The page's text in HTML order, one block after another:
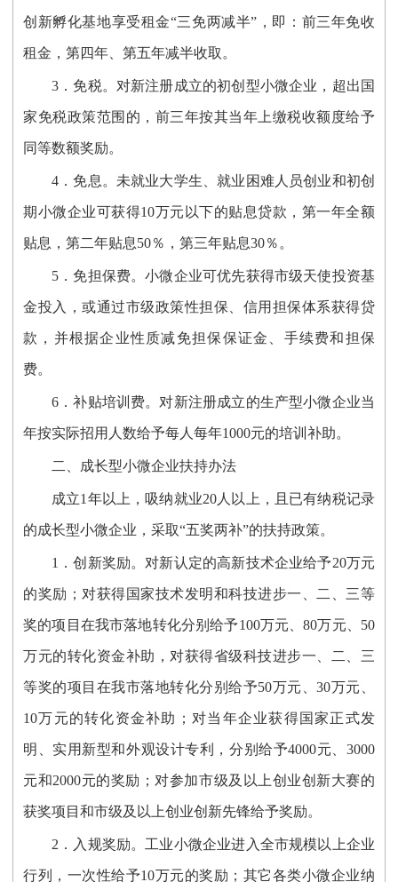
创新孵化基地享受租金“三免两减半”，即：前三年免收
租金，第四年、第五年减半收取。
3．免税。对新注册成立的初创型小微企业，超出国
家免税政策范围的，前三年按其当年上缴税收额度给予
同等数额奖励。
4．免息。未就业大学生、就业困难人员创业和初创
期小微企业可获得10万元以下的贴息贷款，第一年全额
贴息，第二年贴息50％，第三年贴息30％。
5．免担保费。小微企业可优先获得市级天使投资基
金投入，或通过市级政策性担保、信用担保体系获得贷
款，并根据企业性质减免担保保证金、手续费和担保
费。
6．补贴培训费。对新注册成立的生产型小微企业当
年按实际招用人数给予每人每年1000元的培训补助。
二、成长型小微企业扶持办法
成立1年以上，吸纳就业20人以上，且已有纳税记录
的成长型小微企业，采取“五奖两补”的扶持政策。
1．创新奖励。对新认定的高新技术企业给予20万元
的奖励；对获得国家技术发明和科技进步一、二、三等
奖的项目在我市落地转化分别给予100万元、80万元、50
万元的转化资金补助，对获得省级科技进步一、二、三
等奖的项目在我市落地转化分别给予50万元、30万元、
10万元的转化资金补助；对当年企业获得国家正式发
明、实用新型和外观设计专利，分别给予4000元、3000
元和2000元的奖励；对参加市级及以上创业创新大赛的
获奖项目和市级及以上创业创新先锋给予奖励。
2．入规奖励。工业小微企业进入全市规模以上企业
行列，一次性给予10万元的奖励；其它各类小微企业纳